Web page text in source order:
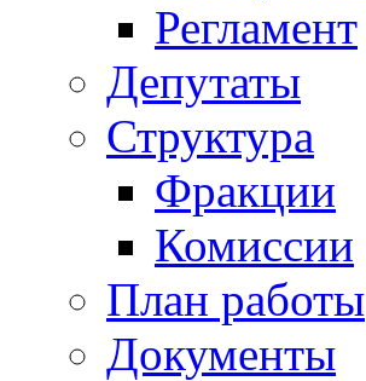
Регламент
Депутаты
Структура
Фракции
Комиссии
План работы
Документы